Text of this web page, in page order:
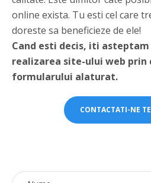
online exista. Tu esti cel care
doreste sa beneficieze de ele!
Cand esti decis, iti
realizarea site-ului web prin
formularului alaturat.
CONTACTATI-NE